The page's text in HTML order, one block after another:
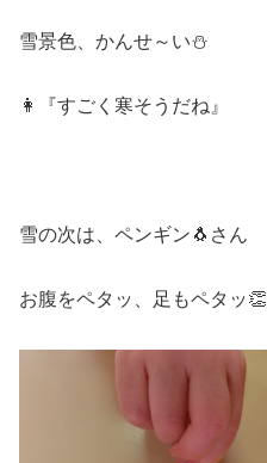
雪景色、かんせ～い⛄
👩『すごく寒そうだね』
雪の次は、ペンギン🐧さん
お腹をペタッ、足もペタッ👏